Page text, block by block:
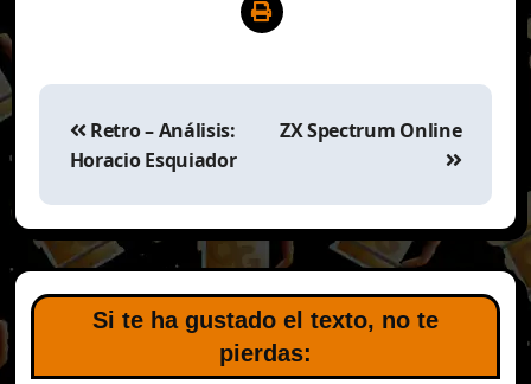
Navegación
entradas
Retro – Análisis:
Horacio Esquiador
ZX Spectrum Online
Si te ha gustado el texto, no te
pierdas: